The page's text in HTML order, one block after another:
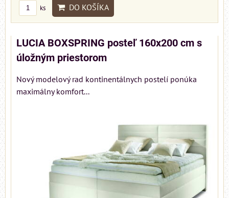
ks DO KOŠÍKA
LUCIA BOXSPRING posteľ 160x200 cm s
úložným priestorom
Nový modelový rad kontinentálnych postelí ponúka
maximálny komfort...